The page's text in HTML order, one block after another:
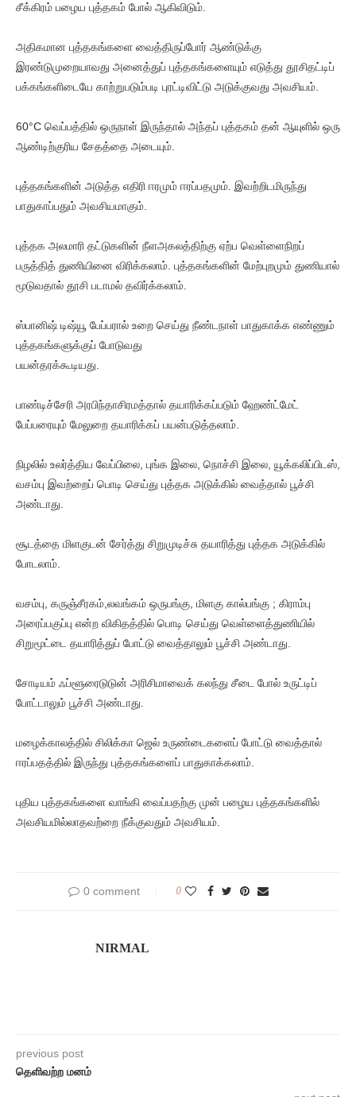
சீக்கிரம் பழைய புத்தகம் போல் ஆகிவிடும்.
அதிகமான புத்தகங்களை வைத்திருப்போர் ஆண்டுக்கு
இரண்டுமுறையாவது அனைத்துப் புத்தகங்களையும் எடுத்து தூசிதட்டிப்
பக்கங்களிடையே காற்றுபடும்படி புரட்டிவிட்டு அடுக்குவது அவசியம்.
60°C வெப்பத்தில் ஒருநாள் இருந்தால் அந்தப் புத்தகம் தன் ஆயுளில் ஒரு
ஆண்டிற்குரிய சேதத்தை அடையும்.
புத்தகங்களின் அடுத்த எதிரி ஈரமும் ஈரப்பதமும். இவற்றிடமிருந்து
பாதுகாப்பதும் அவசியமாகும்.
புத்தக அலமாரி தட்டுகளின் நீளஅகலத்திற்கு ஏற்ப வெள்ளைநிறப்
பருத்தித் துணியினை விரிக்கலாம். புத்தகங்களின் மேற்புறமும் துணியால்
மூடுவதால் தூசி படாமல் தவிர்க்கலாம்.
ஸ்பானிஷ் டிஷ்யூ பேப்பரால் உறை செய்து நீண்டநாள் பாதுகாக்க எண்ணும்
புத்தகங்களுக்குப் போடுவது
பயன்தரக்கூடியது.
பாண்டிச்சேரி அரபிந்தாசிரமத்தால் தயாரிக்கப்படும் ஹேண்ட்மேட்
பேப்பரையும் மேலுறை தயாரிக்கப் பயன்படுத்தலாம்.
நிழலில் உலர்த்திய வேப்பிலை, புங்க இலை, நொச்சி இலை, யூக்கலிப்பிடஸ்,
வசம்பு இவற்றைப் பொடி செய்து புத்தக அடுக்கில் வைத்தால் பூச்சி
அண்டாது.
சூடத்தை மிளகுடன் சேர்த்து சிறுமுடிச்சு தயாரித்து புத்தக அடுக்கில்
போடலாம்.
வசம்பு, கருஞ்சீரகம்,லவங்கம் ஒருபங்கு, மிளகு கால்பங்கு ; கிராம்பு
அரைப்பகுப்பு என்ற விகிதத்தில் பொடி செய்து வெள்ளைத்துணியில்
சிறுமூட்டை தயாரித்துப் போட்டு வைத்தாலும் பூச்சி அண்டாது.
சோடியம் ஃப்ளூரைடுடுன் அரிசிமாவைக் கலந்து சீடை போல் உருட்டிப்
போட்டாலும் பூச்சி அண்டாது.
மழைக்காலத்தில் சிலிக்கா ஜெல் உருண்டைகளைப் போட்டு வைத்தால்
ஈரப்பதத்தில் இருந்து புத்தகங்களைப் பாதுகாக்கலாம்.
புதிய புத்தகங்களை வாங்கி வைப்பதற்கு முன் பழைய புத்தகங்களில்
அவசியமில்லாதவற்றை நீக்குவதும் அவசியம்.
0 comment 0
NIRMAL
previous post
தெளிவற்ற மனம்